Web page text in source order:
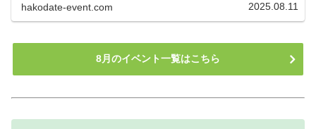
hakodate-event.com 2025.08.11
8月のイベント一覧はこちら